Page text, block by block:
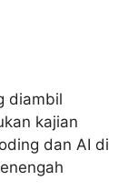
diambil
kajian
dan AI di